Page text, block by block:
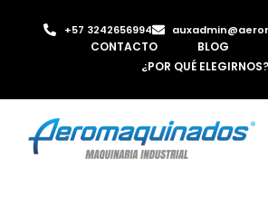
+57 3242656994
CONTACTO BLOG
¿POR QUÉ ELEGIRNOS?